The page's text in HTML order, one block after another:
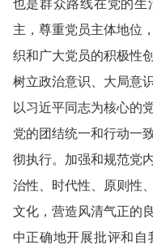
主，尊重党员主体地位
织和广大党员的积极性
树立政治意识、大局意
以习近平同志为核心的
党的团结统一和行动一
彻执行。加强和规范党
治性、时代性、原则性
文化，营造风清气正的
中正确地开展批评和